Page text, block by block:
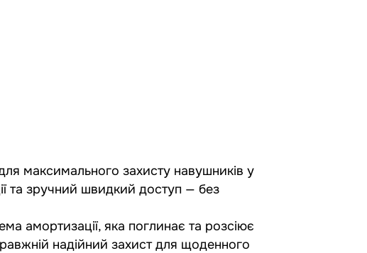
максимального захисту навушників у
та зручний швидкий доступ — без
амортизації, яка поглинає та розсіює
надійний захист для щоденного